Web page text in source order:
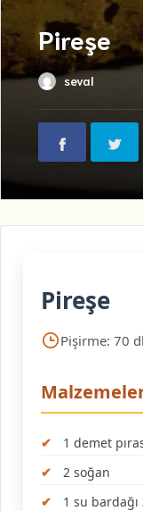
Pireşe
seval
Pireşe
Pişirme: 70
1 demet
2 soğan
1 su bardağı